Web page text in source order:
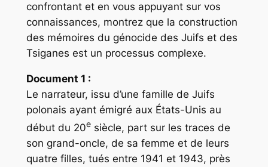
confrontant et en vous appuyant sur vos
connaissances, montrez que la construction
des mémoires du génocide des Juifs et des
Tsiganes est un processus complexe.
Document 1 :
Le narrateur, issu d’une famille de Juifs
polonais ayant émigré aux États-Unis au
début du 20esiècle, part sur les traces de
son grand-oncle, de sa femme et de leurs
quatre filles, tués entre 1941 et 1943, près